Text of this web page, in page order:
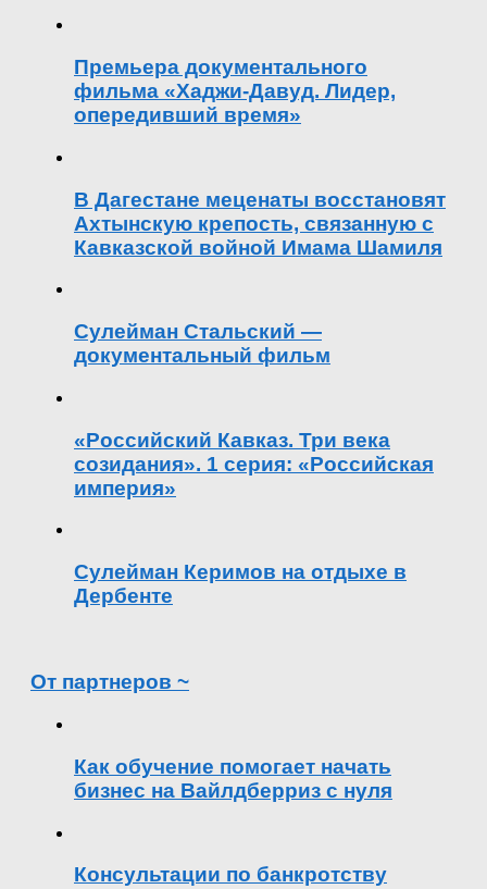
Премьера документального
фильма «Хаджи-Давуд. Лидер,
опередивший время»
В Дагестане меценаты восстановят
Ахтынскую крепость, связанную с
Кавказской войной Имама Шамиля
Сулейман Стальский —
документальный фильм
«Российский Кавказ. Три века
созидания». 1 серия: «Российская
империя»
Сулейман Керимов на отдыхе в
Дербенте
От партнеров ~
Как обучение помогает начать
бизнес на Вайлдберриз с нуля
Консультации по банкротству